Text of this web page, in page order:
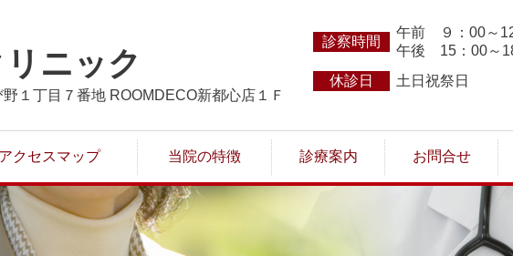
ニック
１丁目７番地 ROOMDECO新都心店１Ｆ
診察時間
午前 ９：00～
午後 15：00～
休診日
土日祝祭日
アクセスマップ 当院の特徴 診療案内 お問合せ